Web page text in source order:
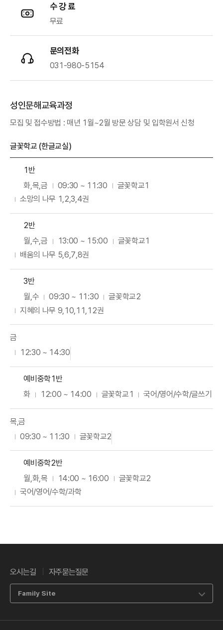
수 강 료
무료
문의전화
031-980-5154
성인문해교육과정
모집 및 접수방법 : 매년 1월~2월 방문 상담 및 입학원서 신청
글꽃학교 (한글교실)
1반
화,목,금
09:30 ~ 11:30
글꽃학교1
소망의 나무 1,2,3,4권
2반
월,수,금
13:00 ~ 15:00
글꽃학교1
배움의 나무 5,6,7,8권
3반
월,수
09:30 ~ 11:30
글꽃학교2
지혜의 나무 9,10,11,12권
금
12:30 ~ 14:30
예비중학1반
화
12:00 ~ 14:00 글꽃학교1 국어/영어/수학/글쓰기
목,금
09:30 ~ 11:30
글꽃학교2
예비중학2반
월,화,목
14:00 ~ 16:00
글꽃학교2
국어/영어/수학/과학
오시는길 자주묻는질문
Family Site